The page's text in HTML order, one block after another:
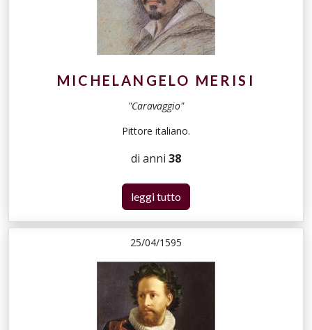
MICHELANGELO MERISI
"Caravaggio"
Pittore italiano.
di anni 38
leggi tutto
25/04/1595